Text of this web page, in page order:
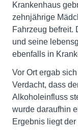
Krankenhaus
zehnjährige
Fahrzeug befreit.
und seine
ebenfalls in
Vor Ort ergab
Verdacht, dass
Alkoholeinfluss
wurde daraufhin
Ergebnis liegt